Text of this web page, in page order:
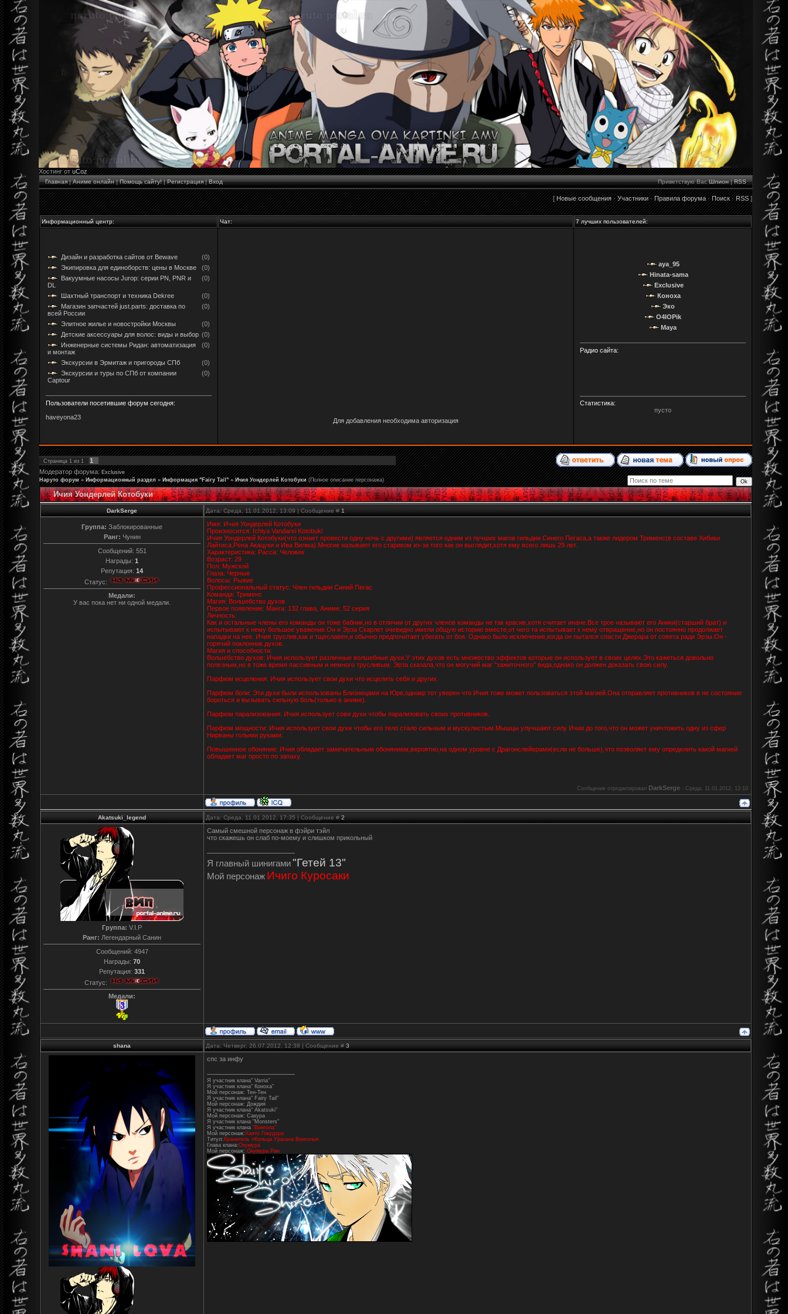
Хостинг отuCoz
Главная|Аниме онлайн|Помощь сайту!|Регистрация|Вход Приветствую Вас Шпион|RSS
[Новые сообщения·Участники·Правила форума·Поиск·RSS]
Информационный центр: Чат: 7 лучших пользователей:
Дизайн и разработка сайтов от Bewave
(0)
Экипировка для единоборств: цены в Москве
(0)
Вакуумные насосы Jurop: серии PN, PNR и
DL
(0)
Шахтный транспорт и техника Dekree
(0)
Магазин запчастей just.parts: доставка по
всей России
(0)
Элитное жилье и новостройки Москвы
(0)
Детские аксессуары для волос: виды и выбор (0)
Инженерные системы Ридан: автоматизация
и монтаж
(0)
Экскурсии в Эрмитаж и пригороды СПб
(0)
Экскурсии и туры по СПб от компании
Captour
(0)
Пользователи посетившие форум сегодня:
haveyona23
Для добавления необходима авторизация
aya_95
Hinata-sama
Exclusive
Коноха
Эко
O4IOPik
Maya
Радио сайта:
Статистика:
пусто
Страница 1 из 1
1
Модератор форума:Exclusive
Наруто форум » Информационный раздел » Информация "Fairy Tail" » Ичия Уондерлей Котобуки (Полное описание персонажа)
Ичия Уондерлей Котобуки
DarkSerge Дата: Среда, 11.01.2012, 13:09 | Сообщение # 1
Группа: Заблокированные
Ранг: Чунин
Сообщений: 551
Награды: 1
Репутация: 14
Статус:
Медали:
У вас пока нет ни одной медали.
Имя: Ичия Уондерлей Котобуки
Произносится: Ichiya Vandarei Kotobuki
Ичия Уондерлей Котобуки(что ознает провести одну ночь с другими) является одним из лучших магов гильдии Синего Пегаса,а также лидером Трименс(в составе Хибики
Лайтиса,Рена Акацуки и Ива Вилма).Многие называют его стариком из-за того как он выглядит,хотя ему всего лишь 29 лет.
Характеристика: Расса: Человек
Возраст: 29
Пол: Мужской
Глаза: Черные
Волосы: Рыжие
Профессиональный статус: Член гильдии Синий Пегас
Команда: Трименс
Магия: Волшебство духов
Первое появление: Манга: 132 глава, Аниме: 52 серия
Личность:
Как и остальные члены его команды он тоже бабник,но в отличии от других членов команды не так красив,хотя считает иначе.Все трое называют его Аники(старший брат) и
испытывают к нему большое уважение.Он и Эрза Скарлет очевидно имели общую историю вместе,от чего та испытывает к нему отвращение,но он постоянно продолжает
нападки на нее. Ичия труслив,как и тщеславен,и обычно предпочитает убегать от боя. Однако было исключение,когда он пытался спасти Джерара от совета ради Эрзы.Он -
горячий поклонник духов.
Магия и способности:
Волшебство духов: Ичия использует различные волшебные духи.У этих духов есть множество эффектов которые он использует в своих целях.Это кажеться довольно
полезным,но в тоже время пассивным и немного трусливым. Эрза сказала,что он могучий маг "зажиточного" вида,однако он должен доказать свою силу.
Парфюм исцеления: Ичия использует свои духи что исцелить себя и других.
Парфюм боли: Эти духи были использованы Близнецами на Юре,однакр тот уверен что Ичия тоже может пользоваться этой магией.Она отправляет противников в не состояние
бороться и вызывать сильную боль(только в аниме).
Парфюм парализования: Ичия использует сови духи чтобы парализовать своих противников.
Парфюм мощности: Ичия использует свои духи чтобы его тело стало сильным и мускулистым.Мышцы улучшают силу Ичии до того,что он может уничтожить одну из сфер
Нирваны голыми руками.
Повышенное обоняние: Ичия обладает замечательным обонянием,вероятно,на одном уровне с Драгонслейерами(если не больше),что позволяет ему определить какой магией
обладает маг просто по запаху.
Сообщение отредактировал DarkSerge - Среда, 11.01.2012, 13:10
Akatsuki_legend Дата: Среда, 11.01.2012, 17:35 | Сообщение # 2
Группа: V.I.P
Ранг: Легендарный Санин
Сообщений: 4947
Награды: 70
Репутация: 331
Статус:
Медали:
Самый смешной персонаж в фэйри тэйл
что скажешь он слаб по-моему и слишком прикольный
Я главный шинигами"Гетей 13"
Мой персонаж Ичиго Куросаки
shana Дата: Четверг, 26.07.2012, 12:38 | Сообщение # 3
спс за инфу
Я участник клана" Varria"
Я участник клана" Коноха"
Мой персонаж: Тен-Тен
Я участник клана" Fairy Tail"
Мой персонаж: Дождия
Я участник клана" Akatsuki"
Мой персонаж: Сакура
Я участник клана "Monsters"
Я участник клана "Вонгола"
Мой персонаж:Хаято Гокудэра
Титул:Хранитель «Кольца Урагана Вонголы».
Глава клана:Окумура
Мой персонаж: Окумура Рин